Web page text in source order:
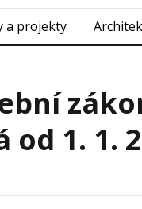
a projekty
1. 1.